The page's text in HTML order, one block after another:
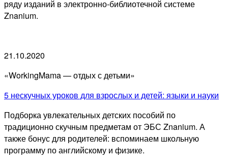
ряду изданий в электронно-библиотечной системе
Znanium.
21.10.2020
«WorkingMama — отдых с детьми»
5 нескучных уроков для взрослых и детей: языки и науки
Подборка увлекательных детских пособий по
традиционно скучным предметам от ЭБС Znanium. А
также бонус для родителей: вспоминаем школьную
программу по английскому и физике.